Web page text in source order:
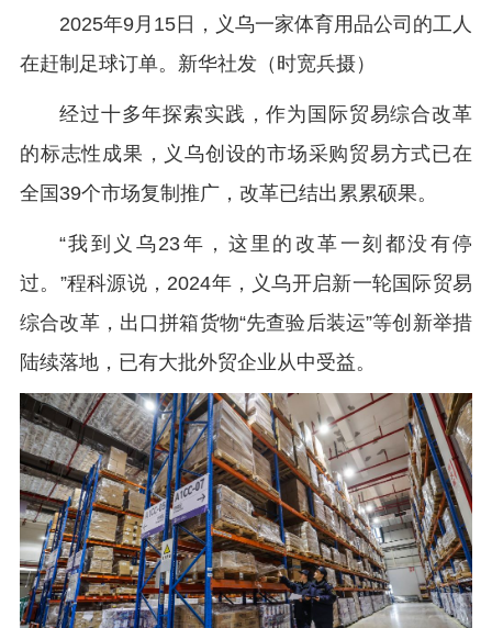
2025年9月15日，义乌一家体育用品公司的工人
在赶制足球订单。新华社发（时宽兵摄）
经过十多年探索实践，作为国际贸易综合改革
的标志性成果，义乌创设的市场采购贸易方式已在
全国39个市场复制推广，改革已结出累累硕果。
“我到义乌23年，这里的改革一刻都没有停
过。”程科源说，2024年，义乌开启新一轮国际贸易
综合改革，出口拼箱货物“先查验后装运”等创新举措
陆续落地，已有大批外贸企业从中受益。